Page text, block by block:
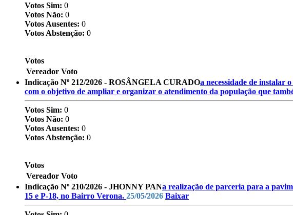
Votos Sim: 0
Votos Não: 0
Votos Ausentes: 0
Votos Abstenção: 0
Votos
Vereador Voto
Indicação Nº 212/2026 - ROSÂNGELA CURADOa necessidade de instalar
com o objetivo de ampliar e organizar o atendimento da população que
Votos Sim: 0
Votos Não: 0
Votos Ausentes: 0
Votos Abstenção: 0
Votos
Vereador Voto
Indicação Nº 210/2026 - JHONNY PANa realização de parceria para a
15 e P-18, no Bairro Verona. 25/05/2026 Baixar